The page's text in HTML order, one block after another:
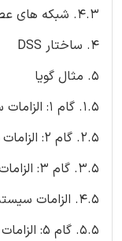
4.3. شبکه های عصبی (NN)
4. ساختار DSS
5. مثال گویا
1.5. گام 1: الزامات سیستم 1.1
2.5. گام 2: الزامات سیستم 2.1
3.5. گام 3: الزامات سیستم 3.1
4.5. الزامات سیستم 4.1
5.5. گام 5: الزامات سیستم 5.1